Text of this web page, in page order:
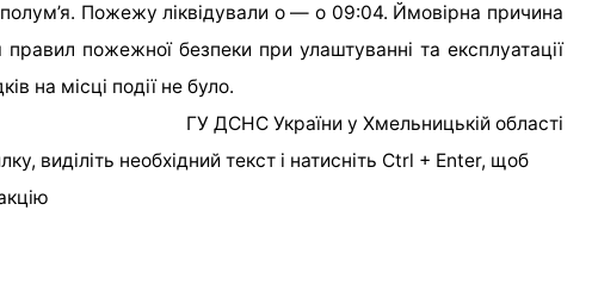
Пожежу ліквідували о — о 09:04. Ймовірна причина
пожежної безпеки при улаштуванні та експлуатації
на місці події не було.
ГУ ДСНС України у Хмельницькій області
виділіть необхідний текст і натисніть Ctrl + Enter, щоб